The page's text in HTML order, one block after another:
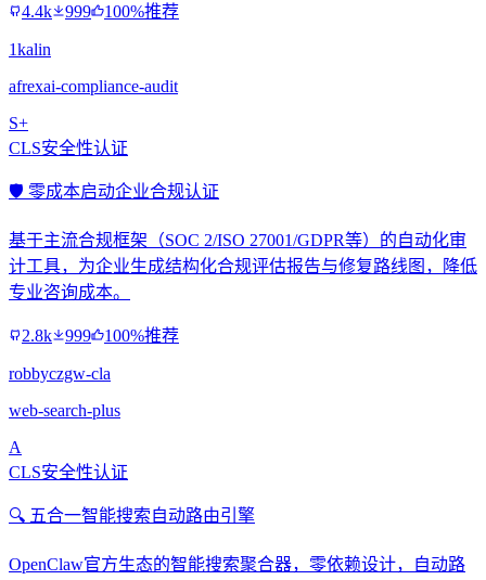
4.4k 999 100%推荐
1kalin
afrexai-compliance-audit
S+
CLS安全性认证
🛡️ 零成本启动企业合规认证
基于主流合规框架（SOC 2/ISO 27001/GDPR等）的自动化审
计工具，为企业生成结构化合规评估报告与修复路线图，降低
专业咨询成本。
2.8k 999 100%推荐
robbyczgw-cla
web-search-plus
A
CLS安全性认证
🔍 五合一智能搜索自动路由引擎
OpenClaw官方生态的智能搜索聚合器，零依赖设计，自动路